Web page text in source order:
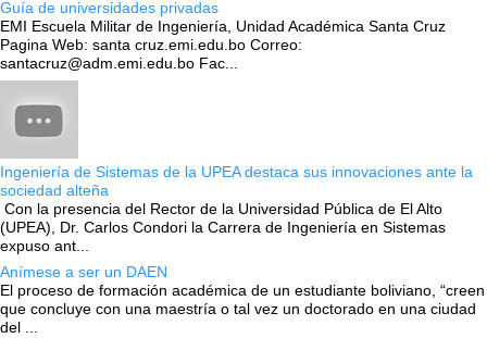
Guía de universidades privadas
EMI Escuela Militar de Ingeniería, Unidad Académica Santa Cruz
Pagina Web: santa cruz.emi.edu.bo Correo:
santacruz@adm.emi.edu.bo Fac...
Ingeniería de Sistemas de la UPEA destaca sus innovaciones ante la
sociedad alteña
Con la presencia del Rector de la Universidad Pública de El Alto
(UPEA), Dr. Carlos Condori la Carrera de Ingeniería en Sistemas
expuso ant...
Anímese a ser un DAEN
El proceso de formación académica de un estudiante boliviano, “creen
que concluye con una maestría o tal vez un doctorado en una ciudad
del ...